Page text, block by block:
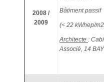
2008 /
2009
Bâtiment passif
(< 22 kWhep/
Architecte :
Associé, 14